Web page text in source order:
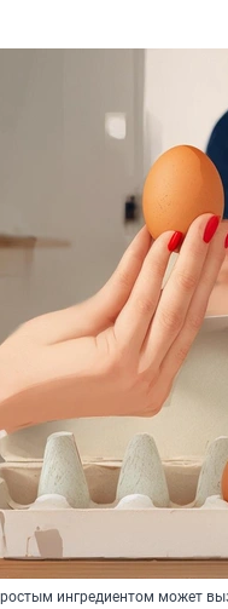
ингредиентом может